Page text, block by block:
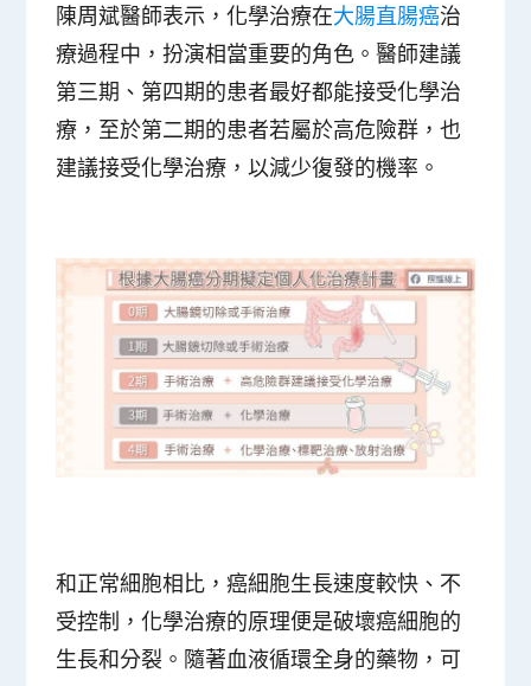
陳周斌醫師表示，化學治療在大腸直腸癌治
療過程中，扮演相當重要的角色。醫師建議
第三期、第四期的患者最好都能接受化學治
療，至於第二期的患者若屬於高危險群，也
建議接受化學治療，以減少復發的機率。
和正常細胞相比，癌細胞生長速度較快、不
受控制，化學治療的原理便是破壞癌細胞的
生長和分裂。隨著血液循環全身的藥物，可